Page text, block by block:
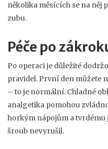
několika měsících se na něj
zubu.
Péče po
Po operaci je důležité
pravidel. První den můžete
– to je normální. Chladné
analgetika pomohou
horkým nápojům a tvrdému
šroub nevyrušil.